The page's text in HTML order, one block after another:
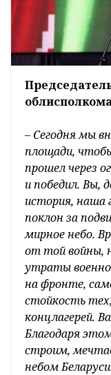
– Сегодня мы
площади,
прошел через
и победил. Вы,
история, наша
поклон за
мирное небо.
от той войны,
утраты
на фронте,
стойкость
концлагерей.
Благодаря
строим,
небом